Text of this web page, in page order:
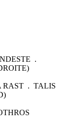
.
RAST . TALIS